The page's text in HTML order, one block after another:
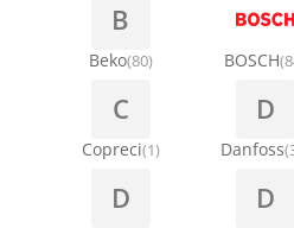
Stakla i okviri vrata za veš
Termostati i hidrostati za
Ostali materijal za
B
Beko(80) BOSCH
C
Copreci(1)
D
Danfoss
D D